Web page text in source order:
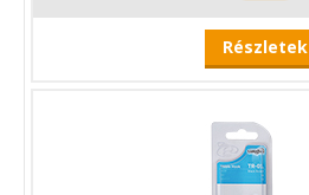
Részletek